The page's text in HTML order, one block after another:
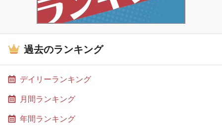
過去のランキング
デイリーランキング
月間ランキング
年間ランキング